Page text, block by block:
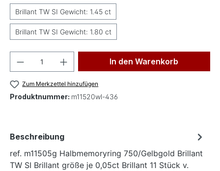
Brillant TW SI Gewicht: 1.45 ct
Brillant TW SI Gewicht: 1.80 ct
Produkt Anzahl: Gib den gewünschten
In den Warenkorb
Zum Merkzettel hinzufügen
Produktnummer: m11520wl-436
Beschreibung
ref. m11505g Halbmemoryring 750/Gelbgold Brillant
TW SI Brillant größe je 0,05ct Brillant 11 Stück v.